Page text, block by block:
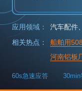
应用领域：
汽车配件
相关热点：
船舶用
河南铝板
60s急速应答 30min